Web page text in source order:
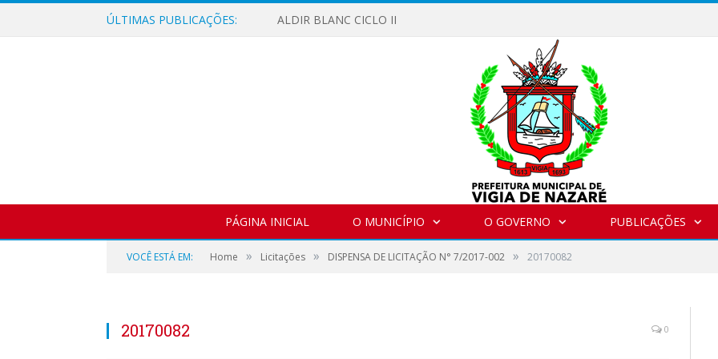
ÚLTIMAS PUBLICAÇÕES: ALDIR BLANC CICLO II
PÁGINA INICIAL O MUNICÍPIO O GOVERNO PUBLICAÇÕES
VOCÊ ESTÁ EM: Home » Licitações » DISPENSA DE LICITAÇÃO N° 7/2017-002 » 20170082
20170082 0